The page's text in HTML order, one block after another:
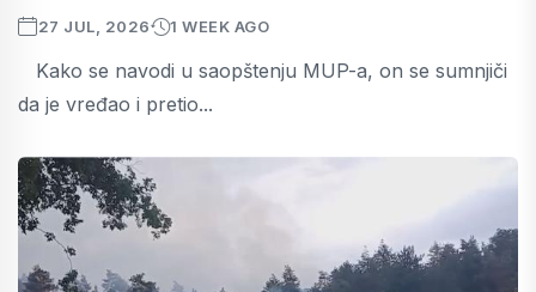
27 JUL, 2026 1 WEEK AGO
Kako se navodi u saopštenju MUP-a, on se sumnjiči
da je vređao i pretio...